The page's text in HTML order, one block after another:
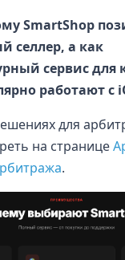
SmartShop
селлер, а как
сервис для
работают с
для
на странице
.